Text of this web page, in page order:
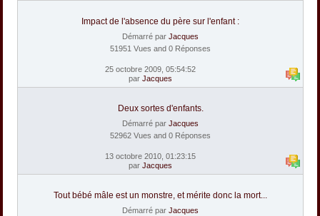
Impact de l'absence du père sur l'enfant :
Démarré par Jacques
51951 Vues and 0 Réponses
25 octobre 2009, 05:54:52
par Jacques
Deux sortes d'enfants.
Démarré par Jacques
52962 Vues and 0 Réponses
13 octobre 2010, 01:23:15
par Jacques
Tout bébé mâle est un monstre, et mérite donc la mort...
Démarré par Jacques